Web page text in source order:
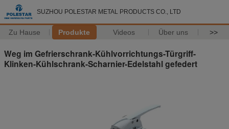
SUZHOU POLESTAR METAL PRODUCTS CO., LTD
Zu Hause Produkte Videos Über uns >>
Weg im Gefrierschrank-Kühlvorrichtungs-Türgriff-
Klinken-Kühlschrank-Scharnier-Edelstahl gefedert